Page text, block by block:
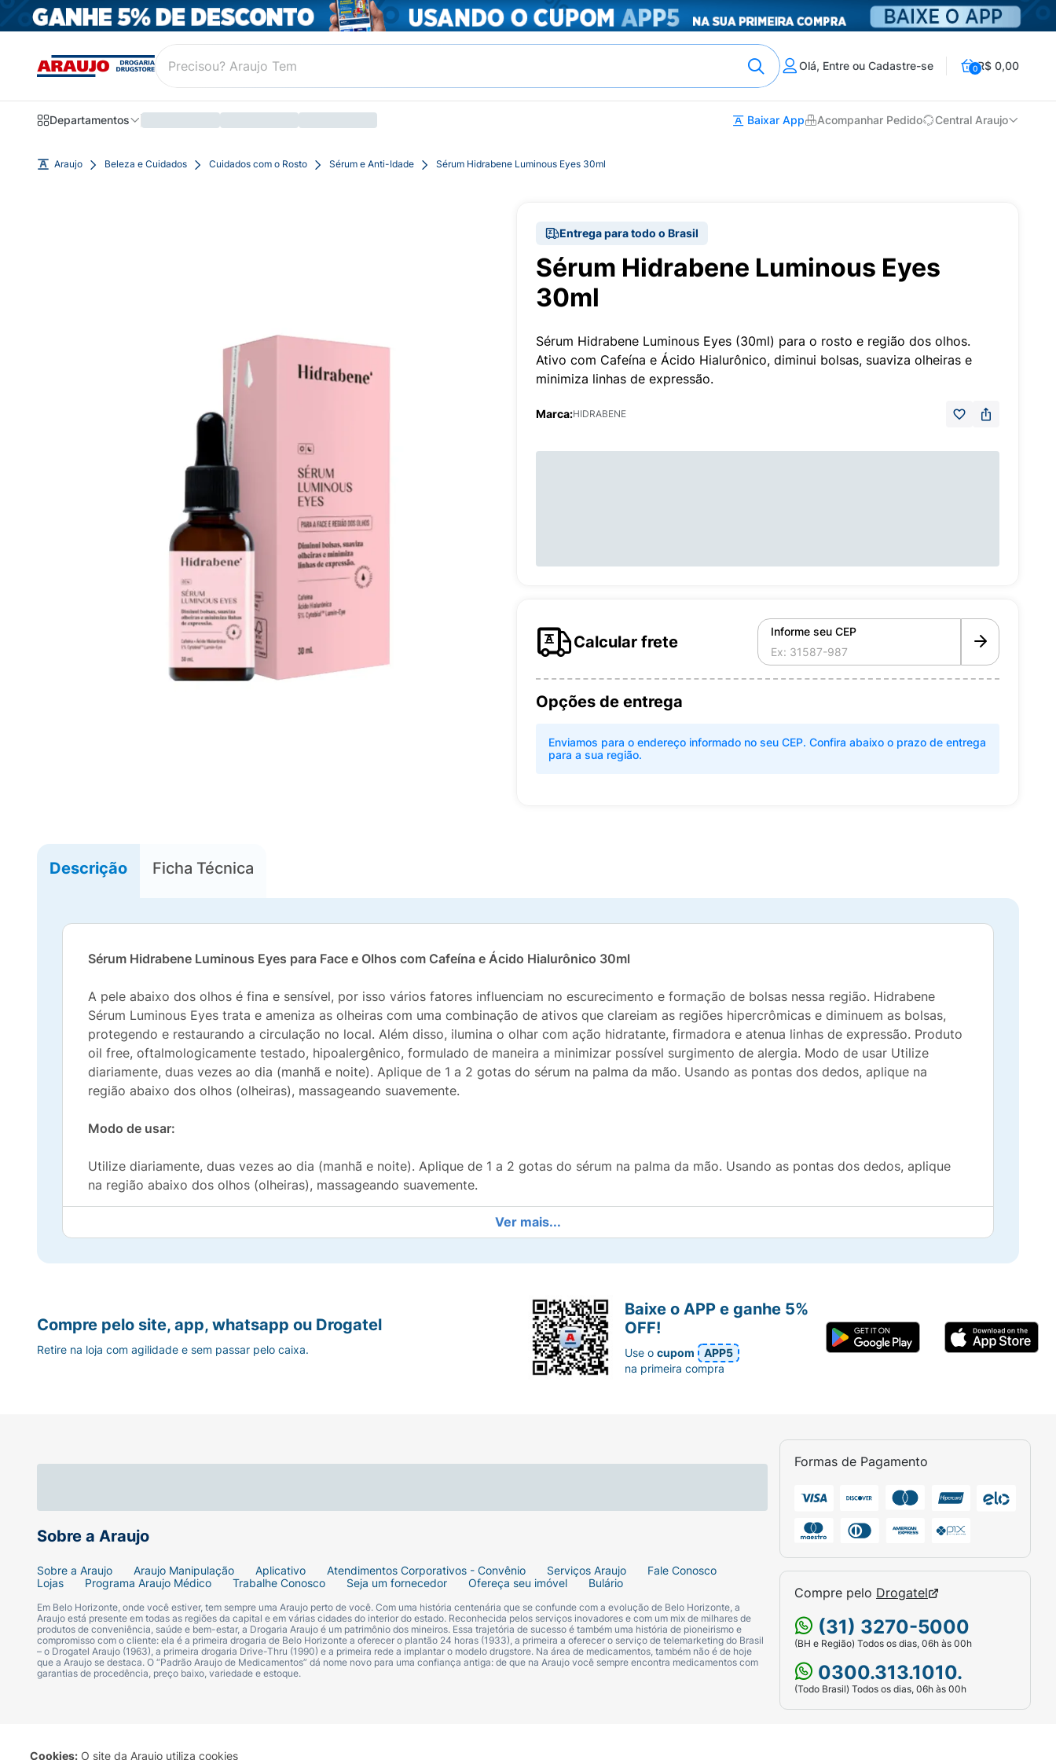
Cookies: O site da Araujo utiliza cookies
Olá, Entre ou Cadastre-se 0R$ 0,00
Departamentos Baixar App Acompanhar Pedido Central Araujo
Araujo Beleza e Cuidados Cuidados com o Rosto Sérum e Anti-Idade Sérum Hidrabene Luminous Eyes 30ml
Entrega para todo o Brasil
Sérum Hidrabene Luminous Eyes
30ml
Sérum Hidrabene Luminous Eyes (30ml) para o rosto e região dos olhos.
Ativo com Cafeína e Ácido Hialurônico, diminui bolsas, suaviza olheiras e
minimiza linhas de expressão.
Marca:HIDRABENE
Calcular frete
Informe seu CEP
Opções de entrega
Enviamos para o endereço informado no seu CEP. Confira abaixo o prazo de entrega
para a sua região.
Descrição Ficha Técnica
Sérum Hidrabene Luminous Eyes para Face e Olhos com Cafeína e Ácido Hialurônico 30ml
A pele abaixo dos olhos é fina e sensível, por isso vários fatores influenciam no escurecimento e formação de bolsas nessa região. Hidrabene
Sérum Luminous Eyes trata e ameniza as olheiras com uma combinação de ativos que clareiam as regiões hipercrômicas e diminuem as bolsas,
protegendo e restaurando a circulação no local. Além disso, ilumina o olhar com ação hidratante, firmadora e atenua linhas de expressão. Produto
oil free, oftalmologicamente testado, hipoalergênico, formulado de maneira a minimizar possível surgimento de alergia. Modo de usar Utilize
diariamente, duas vezes ao dia (manhã e noite). Aplique de 1 a 2 gotas do sérum na palma da mão. Usando as pontas dos dedos, aplique na
região abaixo dos olhos (olheiras), massageando suavemente.
Modo de usar:
Utilize diariamente, duas vezes ao dia (manhã e noite). Aplique de 1 a 2 gotas do sérum na palma da mão. Usando as pontas dos dedos, aplique
na região abaixo dos olhos (olheiras), massageando suavemente.
Aqua, Polymethylsilsesquioxane, Butylene Glycol, Tranexamic Acid, Undecane, Tridecane, Biosaccharide Gum-1, Niacinamide, Dibutyl Adipate,
Copolymer, Citric Acid, Xanthan Gum, Lecithin, Pentaerythrityl Tetra-di-tbutyl Hydroxyhydrocinnamate, Sclerotium Gum, Caffeine, Disodium EDTA,
Hyaluronic Acid, Caprylyl glycol, Pullulan, Siloxanetriol Alginate, Silanetriol
Ver mais...
Sobre a Araujo
Sobre a Araujo Araujo Manipulação Aplicativo Atendimentos Corporativos - Convênio Serviços Araujo
Fale Conosco
Lojas
Programa Araujo Médico Trabalhe Conosco Seja um fornecedor Ofereça seu imóvel Bulário
Em Belo Horizonte, onde você estiver, tem sempre uma Araujo perto de você. Com uma história centenária que se confunde com a evolução de Belo Horizonte, a
Araujo está presente em todas as regiões da capital e em várias cidades do interior do estado. Reconhecida pelos serviços inovadores e com um mix de milhares de
produtos de conveniência, saúde e bem-estar, a Drogaria Araujo é um patrimônio dos mineiros. Essa trajetória de sucesso é também uma história de pioneirismo e
compromisso com o cliente: ela é a primeira drogaria de Belo Horizonte a oferecer o plantão 24 horas (1933), a primeira a oferecer o serviço de telemarketing do Brasil
– o Drogatel Araujo (1963), a primeira drogaria Drive-Thru (1990) e a primeira rede a implantar o modelo drugstore. Na área de medicamentos, também não é de hoje
que a Araujo se destaca. O “Padrão Araujo de Medicamentos” dá nome novo para uma confiança antiga: de que na Araujo você sempre encontra medicamentos com
garantias de procedência, preço baixo, variedade e estoque.
Formas de Pagamento
Compre pelo Drogatel
(31) 3270-5000
(BH e Região) Todos os dias, 06h às 00h
0300.313.1010.
(Todo Brasil) Todos os dias, 06h às 00h
Compre pelo site, app, whatsapp ou Drogatel
Retire na loja com agilidade e sem passar pelo caixa.
Baixe o APP e ganhe 5%
OFF!
Use ocupom
APP5
na primeira compra